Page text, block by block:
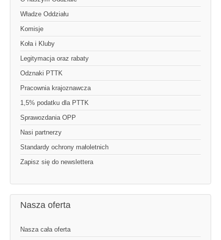
Władze Oddziału
Komisje
Koła i Kluby
Legitymacja oraz rabaty
Odznaki PTTK
Pracownia krajoznawcza
1,5% podatku dla PTTK
Sprawozdania OPP
Nasi partnerzy
Standardy ochrony małoletnich
Zapisz się do newslettera
Nasza oferta
Nasza cała oferta